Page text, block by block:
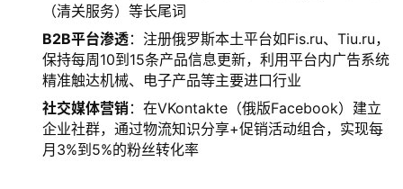
（清关服务）等长尾词
B2B平台渗透：注册俄罗斯本土平台如Fis.ru、Tiu.ru，
保持每周10到15条产品信息更新，利用平台内广告系统
精准触达机械、电子产品等主要进口行业
社交媒体营销：在VKontakte（俄版Facebook）建立
企业社群，通过物流知识分享+促销活动组合，实现每
月3%到5%的粉丝转化率